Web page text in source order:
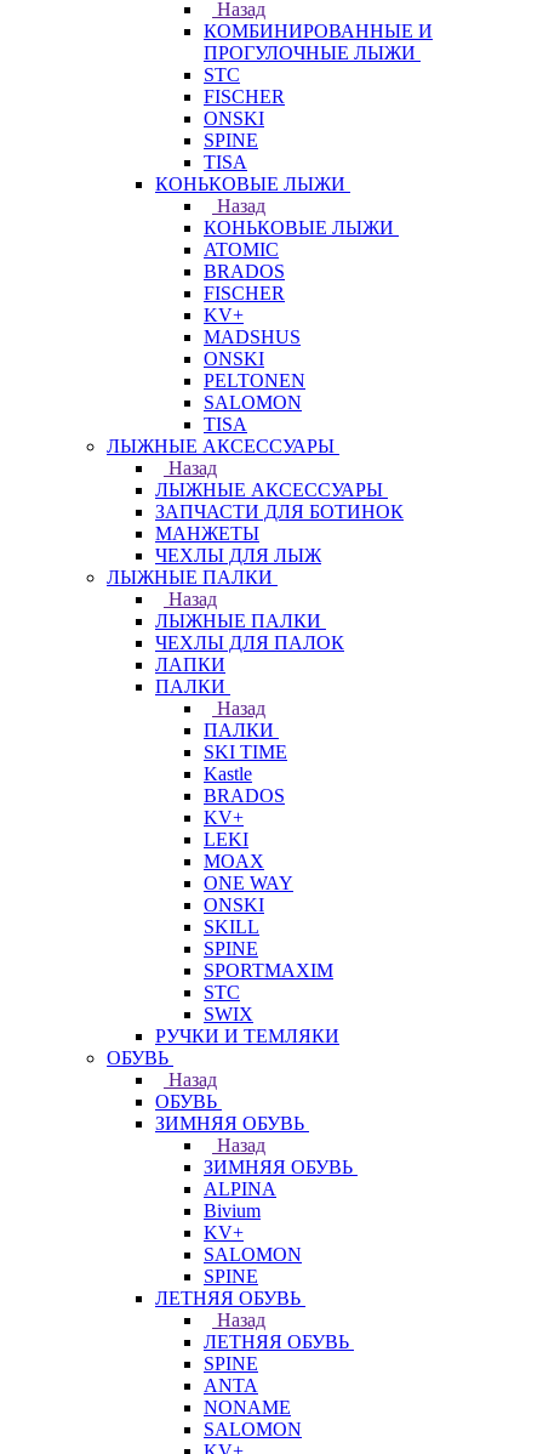
Назад
КОМБИНИРОВАННЫЕ И
ПРОГУЛОЧНЫЕ ЛЫЖИ
STC
FISCHER
ONSKI
SPINE
TISA
КОНЬКОВЫЕ ЛЫЖИ
Назад
КОНЬКОВЫЕ ЛЫЖИ
ATOMIC
BRADOS
FISCHER
KV+
MADSHUS
ONSKI
PELTONEN
SALOMON
TISA
ЛЫЖНЫЕ АКСЕССУАРЫ
Назад
ЛЫЖНЫЕ АКСЕССУАРЫ
ЗАПЧАСТИ ДЛЯ БОТИНОК
МАНЖЕТЫ
ЧЕХЛЫ ДЛЯ ЛЫЖ
ЛЫЖНЫЕ ПАЛКИ
Назад
ЛЫЖНЫЕ ПАЛКИ
ЧЕХЛЫ ДЛЯ ПАЛОК
ЛАПКИ
ПАЛКИ
Назад
ПАЛКИ
SKI TIME
Kastle
BRADOS
KV+
LEKI
MOAX
ONE WAY
ONSKI
SKILL
SPINE
SPORTMAXIM
STC
SWIX
РУЧКИ И ТЕМЛЯКИ
ОБУВЬ
Назад
ОБУВЬ
ЗИМНЯЯ ОБУВЬ
Назад
ЗИМНЯЯ ОБУВЬ
ALPINA
Bivium
KV+
SALOMON
SPINE
ЛЕТНЯЯ ОБУВЬ
Назад
ЛЕТНЯЯ ОБУВЬ
SPINE
ANTA
NONAME
SALOMON